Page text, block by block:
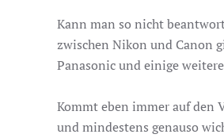
Kann man so nicht
zwischen Nikon und Canon
Panasonic und einige
Kommt eben immer auf den
und mindestens genauso